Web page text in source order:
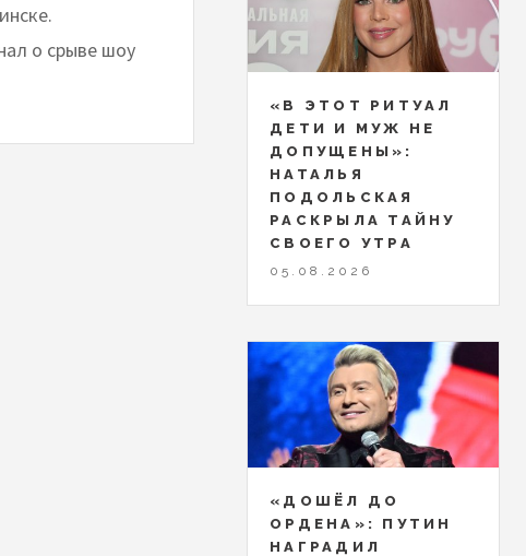
о срыве шоу
«В ЭТОТ РИТУАЛ
ДЕТИ И МУЖ НЕ
ДОПУЩЕНЫ»:
НАТАЛЬЯ
ПОДОЛЬСКАЯ
РАСКРЫЛА ТАЙНУ
СВОЕГО УТРА
05.08.2026
«ДОШЁЛ ДО
ОРДЕНА»: ПУТИН
НАГРАДИЛ